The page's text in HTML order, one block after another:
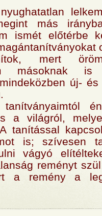
más
ismét előtérbe
mert
másoknak
új-
a világról,
tanítással
is; szívesen
vágyó
reményt
a remény a